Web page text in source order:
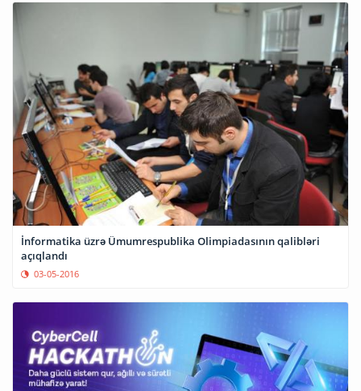
İnformatika üzrə Ümumrespublika Olimpiadasının qalibləri
açıqlandı
03-05-2016